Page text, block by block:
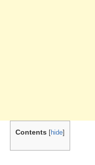
Contents [hide]